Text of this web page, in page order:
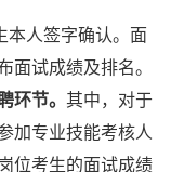
本人签字确认。面
面试成绩及排名。
环节。 其中，对于
加专业技能考核人
位考生的面试成绩